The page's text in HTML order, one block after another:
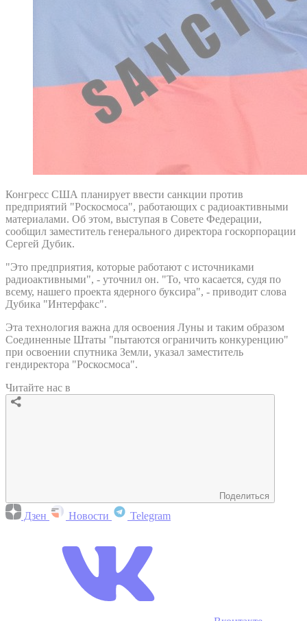
Конгресс США планирует ввести санкции против
предприятий "Роскосмоса", работающих с радиоактивными
материалами. Об этом, выступая в Совете Федерации,
сообщил заместитель генерального директора госкорпорации
Сергей Дубик.
"Это предприятия, которые работают с источниками
радиоактивными", - уточнил он. "То, что касается, судя по
всему, нашего проекта ядерного буксира", - приводит слова
Дубика "Интерфакс".
Эта технология важна для освоения Луны и таким образом
Соединенные Штаты "пытаются ограничить конкуренцию"
при освоении спутника Земли, указал заместитель
гендиректора "Роскосмоса".
Читайте нас в
Поделиться
Дзен Новости Telegram